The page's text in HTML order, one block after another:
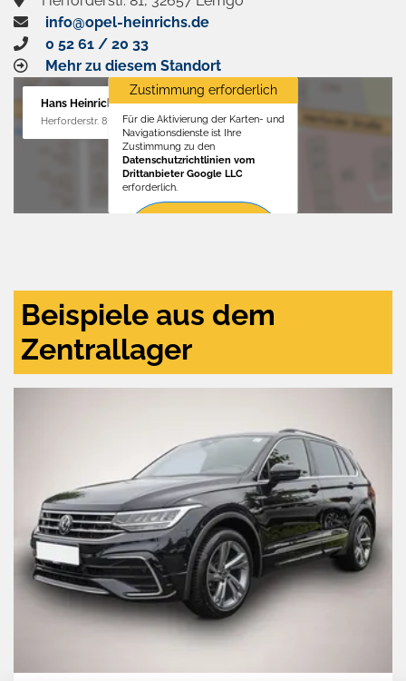
info@opel-heinrichs.de
0 52 61 / 20 33
Mehr zu diesem Standort
Hans Heinrichs GmbH
Herforderstr. 81, 32657 Lemgo
Zustimmung erforderlich
Für die Aktivierung der Karten- und
Navigationsdienste ist Ihre
Zustimmung zu den
Datenschutzrichtlinien vom
Drittanbieter Google LLC
erforderlich.
Beispiele aus dem
Zentrallager